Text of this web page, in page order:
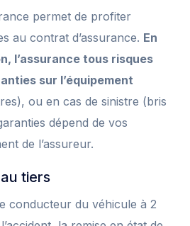
permet de profiter
au contrat d’assurance. En
l’assurance tous risques
sur l’équipement
ou en cas de sinistre (bris
dépend de vos
de l’assureur.
tiers
conducteur du véhicule à 2